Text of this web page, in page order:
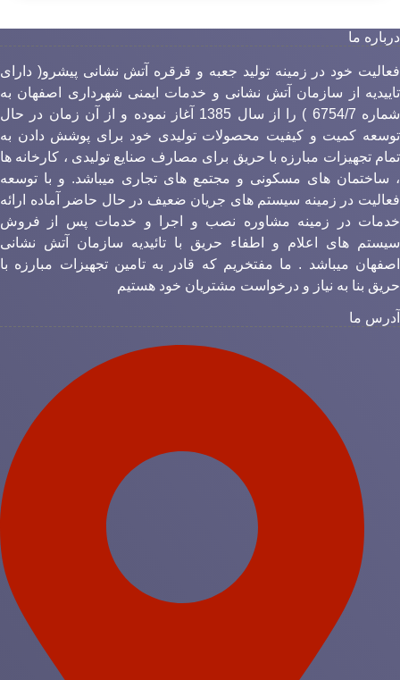
ما
خود در زمینه تولید جعبه و قرقره آتش نشانی پیشرو( دارای
از سازمان آتش نشانی و خدمات ایمنی شهرداری اصفهان به
شماره 6754/7 ) را از سال 1385 آغاز نموده و از آن زمان در حال
کمیت و کیفیت محصولات تولیدی خود برای پوشش دادن به
تجهیزات مبارزه با حریق برای مصارف صنایع تولیدی ، کارخانه ها
ساختمان های مسکونی و مجتمع های تجاری میباشد. و با توسعه
در زمینه سیستم های جریان ضعیف در حال حاضر آماده ارائه
در زمینه مشاوره نصب و اجرا و خدمات پس از فروش
های اعلام و اطفاء حریق با تائیدیه سازمان آتش نشانی
میباشد . ما مفتخریم که قادر به تامین تجهیزات مبارزه با
بنا به نیاز و درخواست مشتریان خود هستیم
ما